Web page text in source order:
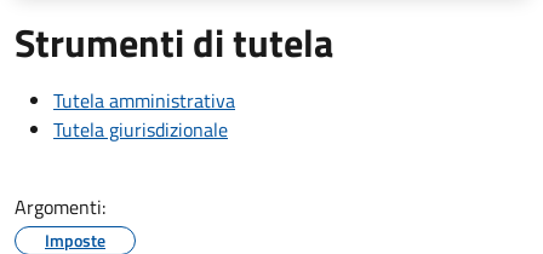
Strumenti di tutela
Tutela amministrativa
Tutela giurisdizionale
Argomenti:
Imposte